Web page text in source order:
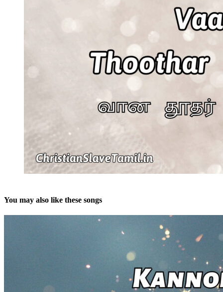
You may also like these songs